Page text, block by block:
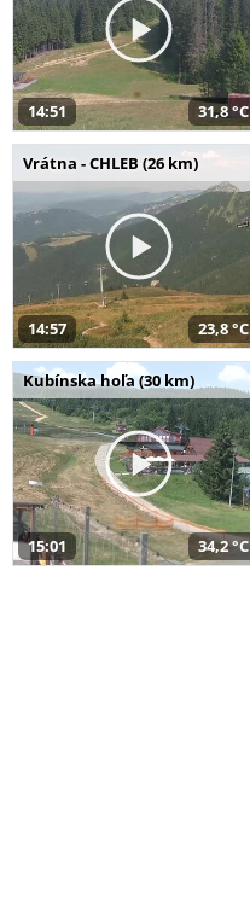
14:51 31,8 °C
Vrátna - CHLEB (26 km)
14:57 23,8 °C
Kubínska hoľa (30 km)
15:01 34,2 °C